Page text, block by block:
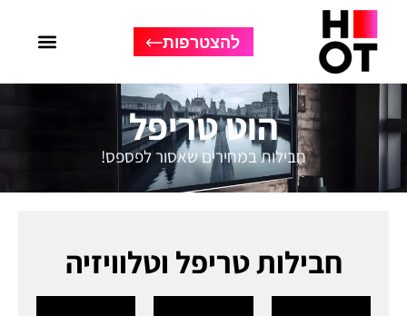
להצטרפות
הוט טריפל
חבילות במחירים שאסור לפספס!
חבילות טריפל וטלוויזיה